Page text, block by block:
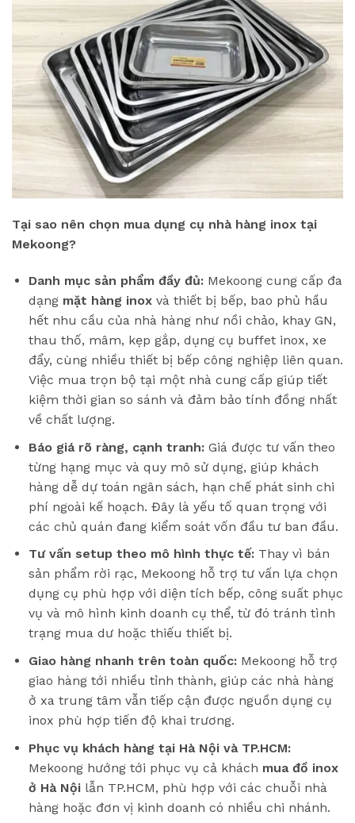
Tại sao nên chọn mua dụng cụ nhà hàng inox tại
Mekoong?
Danh mục sản phẩm đầy đủ:Mekoong cung cấp đa
dạng mặt hàng inoxvà thiết bị bếp, bao phủ hầu
hết nhu cầu của nhà hàng như nồi chảo, khay GN,
thau thố, mâm, kẹp gắp, dụng cụ buffet inox, xe
đẩy, cùng nhiều thiết bị bếp công nghiệp liên quan.
Việc mua trọn bộ tại một nhà cung cấp giúp tiết
kiệm thời gian so sánh và đảm bảo tính đồng nhất
về chất lượng.
Báo giá rõ ràng, cạnh tranh: Giá được tư vấn theo
từng hạng mục và quy mô sử dụng, giúp khách
hàng dễ dự toán ngân sách, hạn chế phát sinh chi
phí ngoài kế hoạch. Đây là yếu tố quan trọng với
các chủ quán đang kiểm soát vốn đầu tư ban đầu.
Tư vấn setup theo mô hình thực tế:Thay vì bán
sản phẩm rời rạc, Mekoong hỗ trợ tư vấn lựa chọn
dụng cụ phù hợp với diện tích bếp, công suất phục
vụ và mô hình kinh doanh cụ thể, từ đó tránh tình
trạng mua dư hoặc thiếu thiết bị.
Giao hàng nhanh trên toàn quốc: Mekoong hỗ trợ
giao hàng tới nhiều tỉnh thành, giúp các nhà hàng
ở xa trung tâm vẫn tiếp cận được nguồn dụng cụ
inox phù hợp tiến độ khai trương.
Phục vụ khách hàng tại Hà Nội và TP.HCM:
Mekoong hướng tới phục vụ cả khách mua đồ inox
ở Hà Nộilẫn TP.HCM, phù hợp với các chuỗi nhà
hàng hoặc đơn vị kinh doanh có nhiều chi nhánh.